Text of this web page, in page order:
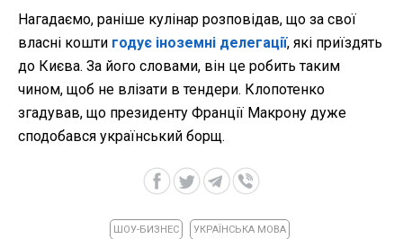
Нагадаємо, раніше кулінар розповідав, що за свої
власні кошти годує іноземні делегації, які приїздять
до Києва. За його словами, він це робить таким
чином, щоб не влізати в тендери. Клопотенко
згадував, що президенту Франції Макрону дуже
сподобався український борщ.
ШОУ-БИЗНЕС УКРАЇНСЬКА МОВА